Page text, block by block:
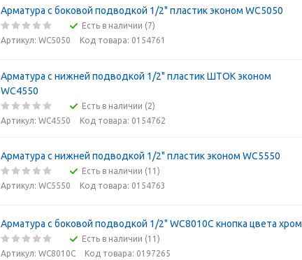
Арматура с боковой подводкой 1/2" пластик эконом WC5050
Есть в наличии (7)
Артикул: WC5050
Код товара: 0154761
Арматура с нижней подводкой 1/2" пластик ШТОК эконом
WC4550
Есть в наличии (2)
Артикул: WC4550
Код товара: 0154762
Арматура с нижней подводкой 1/2" пластик эконом WC5550
Есть в наличии (11)
Артикул: WC5550
Код товара: 0154763
Арматура с боковой подводкой 1/2" WC8010C кнопка цвета хром
Есть в наличии (11)
Артикул: WC8010C
Код товара: 0197265